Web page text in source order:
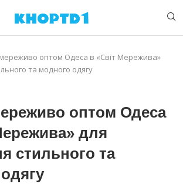
оптом Одеса в «Світ Мережива»
та модного одягу
оптом Одеса
для
стильного та